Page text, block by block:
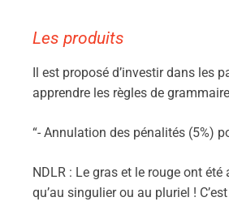
Les produits
Il est proposé d’investir dans les
apprendre les règles de
“- Annulation des pénalités (5%)
NDLR : Le gras et le rouge ont
qu’au singulier ou au pluriel !